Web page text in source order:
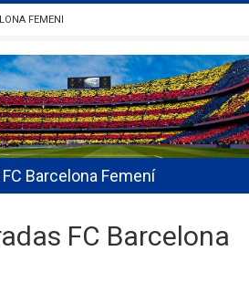
FEMENI
Barcelona Femení
FC Barcelona